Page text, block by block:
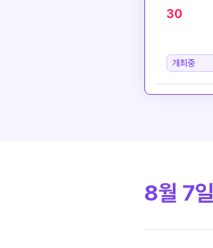
30
개최중
8월 7일